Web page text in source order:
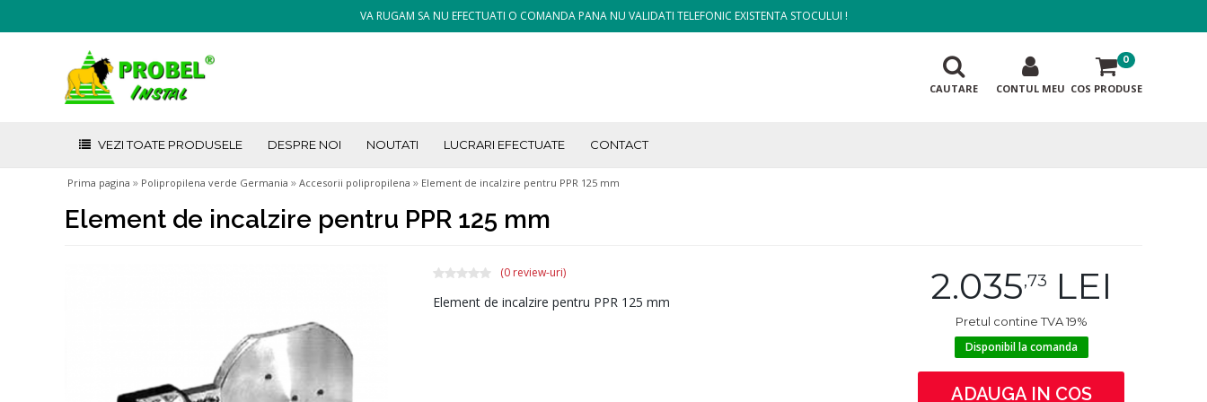
VA RUGAM SA NU EFECTUATI O COMANDA PANA NU VALIDATI TELEFONIC EXISTENTA STOCULUI !
COS PRODUSE
0
CONTUL MEU
CAUTARE
VEZI TOATE PRODUSELE DESPRE NOI NOUTATI LUCRARI EFECTUATE CONTACT
Prima pagina » Polipropilena verde Germania » Accesorii polipropilena » Element de incalzire pentru PPR 125 mm
Element de incalzire pentru PPR 125 mm
(0 review-uri)
Element de incalzire pentru PPR 125 mm 2.035,73 LEI
Pretul contine TVA 19%
Disponibil la comanda
ADAUGA IN COS